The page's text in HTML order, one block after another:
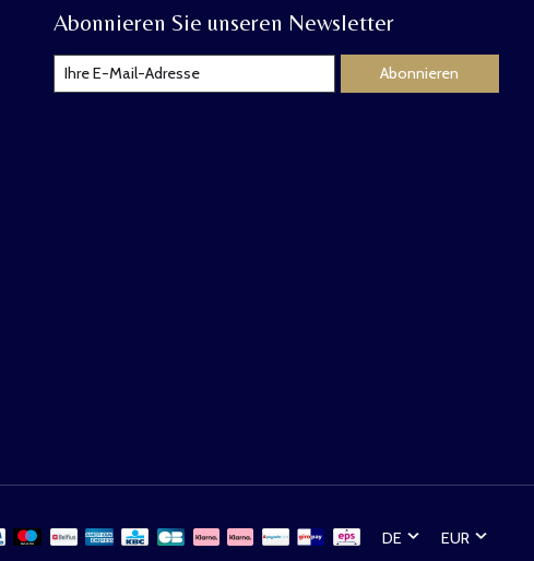
Abonnieren Sie unseren Newsletter
Abonnieren
DE EUR